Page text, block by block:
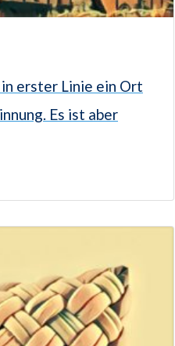
erster Linie ein Ort
Es ist aber